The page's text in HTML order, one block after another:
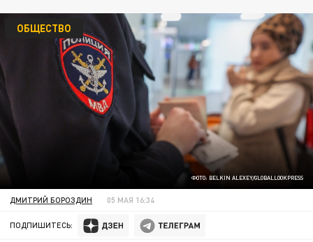
ФОТО: BELKIN ALEXEY/GLOBALLOOKPRESS
ОБЩЕСТВО
ДМИТРИЙ БОРОЗДИН 05 МАЯ 16:34
ПОДПИШИТЕСЬ: